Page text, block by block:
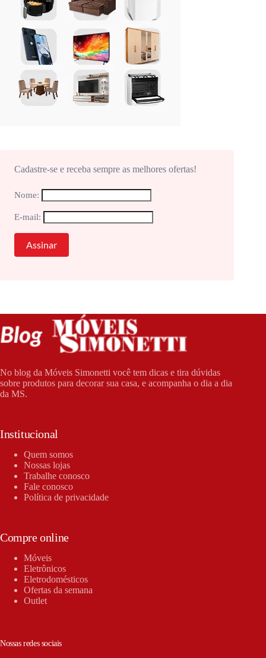
Cadastre-se e receba sempre as melhores ofertas!
Nome:
E-mail:
No blog da Móveis Simonetti você tem dicas e tira dúvidas
sobre produtos para decorar sua casa, e acompanha o dia a dia
da MS.
Institucional
Quem somos
Nossas lojas
Trabalhe conosco
Fale conosco
Política de privacidade
Compre online
Móveis
Eletrônicos
Eletrodomésticos
Ofertas da semana
Outlet
Nossas redes sociais